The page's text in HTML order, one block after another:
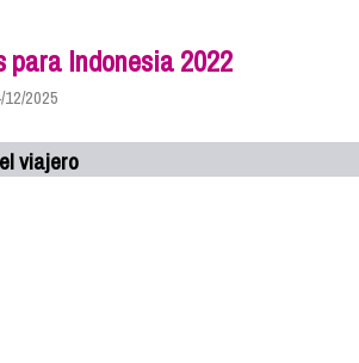
para Indonesia 2022
2025
viajero